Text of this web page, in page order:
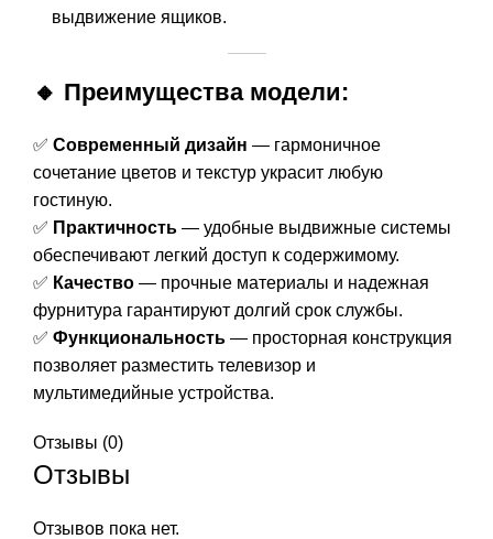
выдвижение ящиков.
🔸 Преимущества модели:
✅ Современный дизайн — гармоничное
сочетание цветов и текстур украсит любую
гостиную.
✅ Практичность — удобные выдвижные системы
обеспечивают легкий доступ к содержимому.
✅ Качество — прочные материалы и надежная
фурнитура гарантируют долгий срок службы.
✅ Функциональность — просторная конструкция
позволяет разместить телевизор и
мультимедийные устройства.
Отзывы (0)
Отзывы
Отзывов пока нет.